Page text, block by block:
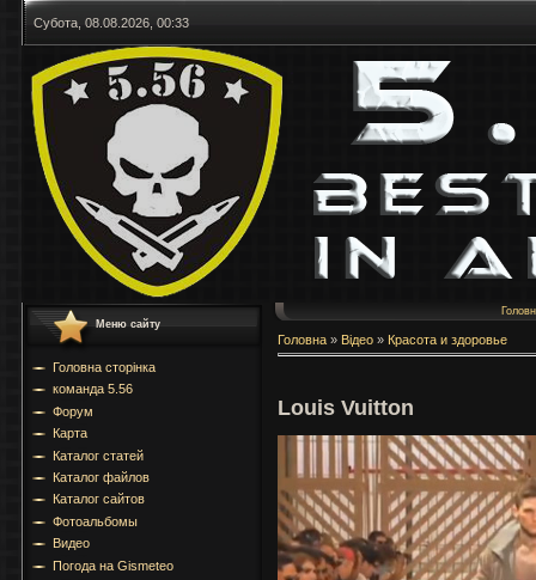
Субота, 08.08.2026, 00:33
Меню сайту
Головна сторінка
команда 5.56
Форум
Карта
Каталог статей
Каталог файлов
Каталог сайтов
Фотоальбомы
Видео
Погода на Gismeteo
Головна » Відео » Красота и здоровье
Louis Vuitton